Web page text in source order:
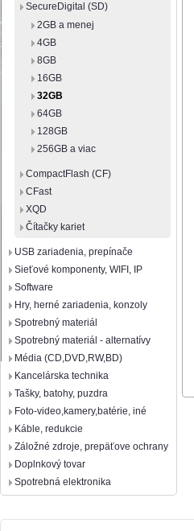
SecureDigital (SD)
2GB a menej
4GB
8GB
16GB
32GB
64GB
128GB
256GB a viac
CompactFlash (CF)
CFast
XQD
Čítačky kariet
USB zariadenia, prepínače
Sieťové komponenty, WIFI, IP
Software
Hry, herné zariadenia, konzoly
Spotrebný materiál
Spotrebný materiál - alternatívy
Média (CD,DVD,RW,BD)
Kancelárska technika
Tašky, batohy, puzdra
Foto-video,kamery,batérie, iné
Káble, redukcie
Záložné zdroje, prepäťove ochrany
Doplnkový tovar
Spotrebná elektronika